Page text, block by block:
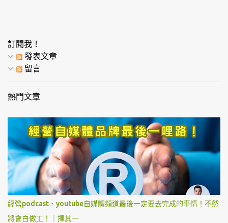
訂閱我！
發表文章
留言
熱門文章
經營podcast、youtube自媒體頻道最後一定要去完成的事情！不然
將會白做工！｜擇其一